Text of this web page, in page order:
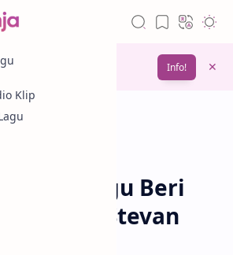
Info!
Lagu Beri
– Stevan
Klip